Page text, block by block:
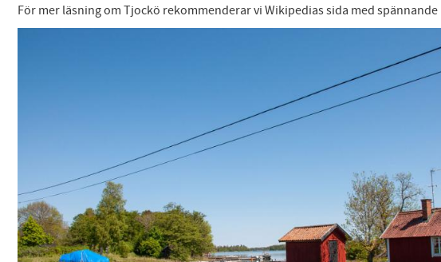
För mer läsning om Tjockö rekommenderar vi Wikipedias sida med